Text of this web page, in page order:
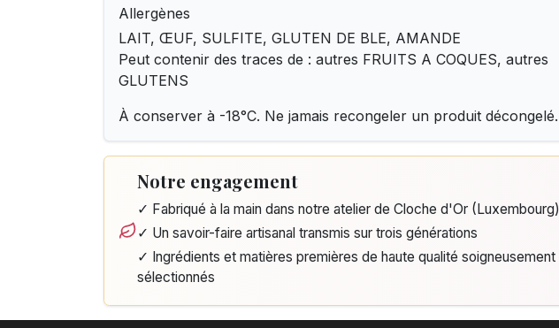
Allergènes
LAIT, ŒUF, SULFITE, GLUTEN DE BLE, AMANDE
Peut contenir des traces de : autres FRUITS A COQUES, autres
GLUTENS
À conserver à -18°C. Ne jamais recongeler un produit décongelé.
Notre engagement
✓ Fabriqué à la main dans notre atelier de Cloche d'Or (Luxembourg)
✓ Un savoir-faire artisanal transmis sur trois générations
✓ Ingrédients et matières premières de haute qualité soigneusement
sélectionnés